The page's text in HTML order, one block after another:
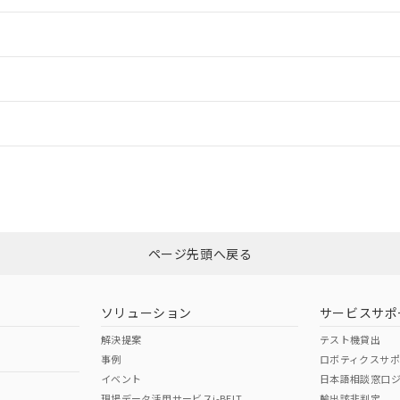
n: 70mm以上
ダウンロードはこちら
（日本
（アメリカ
ページ先頭へ戻る
ソリューション
解決提案
事例
イベント
サービスサポ
テスト機貸出
ロボティクスサ
日本語相談窓口